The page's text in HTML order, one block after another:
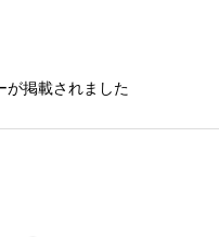
が掲載されました